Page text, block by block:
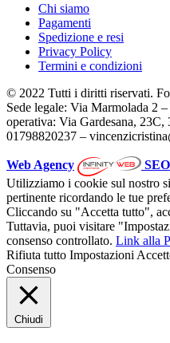
Chi siamo
Pagamenti
Spedizione e resi
Privacy Policy
Termini e condizioni
© 2022 Tutti i diritti riservati.
Sede legale: Via Marmolada 2
operativa: Via Gardesana,
01798820237 –
Web Agency
Utilizziamo i cookie sul nostro
pertinente ricordando le tue
Cliccando su "Accetta tutto",
Tuttavia, puoi visitare
consenso controllato. Link alla
Rifiuta tutto Impostazioni
Consenso
Chiudi